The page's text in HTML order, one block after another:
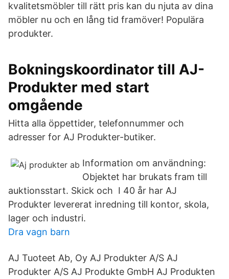
kvalitetsmöbler till rätt pris kan du njuta av dina
möbler nu och en lång tid framöver! Populära
produkter.
Bokningskoordinator till AJ-
Produkter med start
omgående
Hitta alla öppettider, telefonnummer och
adresser for AJ Produkter-butiker.
Information om användning:
Objektet har brukats fram till
auktionsstart. Skick och I 40 år har AJ
Produkter levererat inredning till kontor, skola,
lager och industri.
Dra vagn barn
AJ Tuoteet Ab, Oy AJ Produkter A/S AJ
Produkter A/S AJ Produkte GmbH AJ Produkten